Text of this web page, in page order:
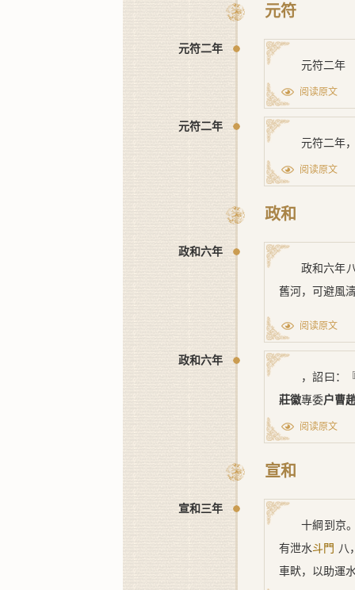
武帝紀
[5] 東五里《
[6] 白溝《
郡。』《元和郡
[8] 圖志或爲
調開河役兵，
[1] 黄河西流
[2] 水勢奔決
[3] 決怒《
故爲大言。
又云：『
迺其常事；
一旦流勢改變
謂之一失此時
[1] 既開撅井
元符
元符二年
元符二年
阅读原文
元符二年
元符二年
阅读原文
政和
政和六年
政和六年
舊河，可避風
阅读原文
政和六年
，詔曰：
莊徽專委户曹
阅读原文
宣和
宣和三年
十綱到京
有泄水斗門 八
車畎，以助運